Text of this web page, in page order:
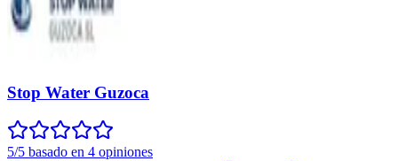
Stop Water Guzoca
5/5 basado en 4 opiniones